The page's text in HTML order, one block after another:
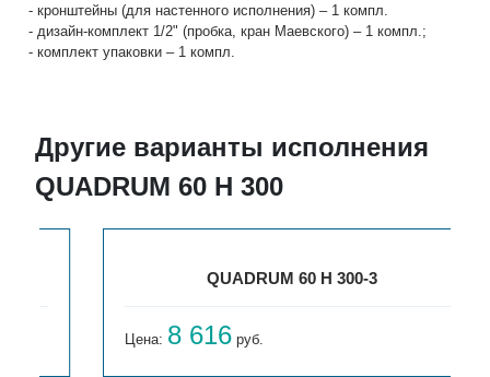
- кронштейны (для настенного исполнения) – 1 компл.
- дизайн-комплект 1/2" (пробка, кран Маевского) – 1 компл.;
- комплект упаковки – 1 компл.
Другие варианты исполнения
QUADRUM 60 H 300
QUADRUM 60 H 300-3
8 616 руб.